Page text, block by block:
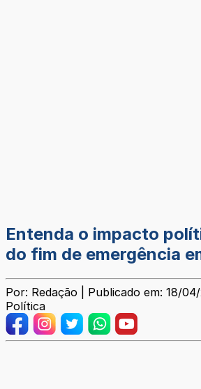
Entenda o impacto
do fim de emergência
Por: Redação | Publicado em: 18/
Política